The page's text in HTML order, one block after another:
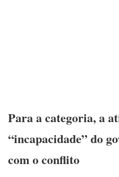
Para a categoria, a
“incapacidade” do
com o conflito